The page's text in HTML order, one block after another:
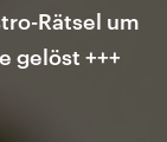
Rätsel um
gelöst +++